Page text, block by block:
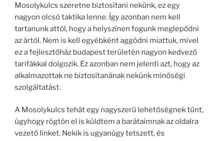
Mosolykulcs szeretne biztosítani nekünk, ez egy
nagyon olcsó taktika lenne. Így azonban nem kell
tartanunk attól, hogy a helyszínen fogunk meglepődni
az ártól. Nem is kell egyébként aggódni miattuk, mivel
ez a fejlesztőház budapest területén nagyon kedvező
tarifákkal dolgozik. Ez azonban nem jelenti azt, hogy az
alkalmazottak ne biztosítanának nekünk minőségi
szolgáltatást.
A Mosolykulcs tehát egy nagyszerű lehetőségnek tűnt,
úgyhogy rögtön el is küldtem a barátaimnak az oldalra
vezető linket. Nekik is ugyanúgy tetszett, és